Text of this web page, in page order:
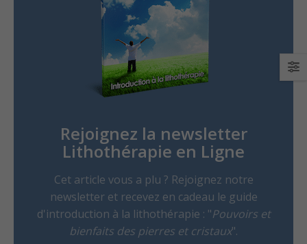
Rejoignez la newsletter
Lithothérapie en Ligne
Cet article vous a plu ? Rejoignez notre
newsletter et recevez en cadeau le guide
d'introduction à la lithothérapie : "Pouvoirs et
bienfaits des pierres et cristaux".